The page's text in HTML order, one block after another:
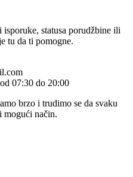
statusa porudžbine ili
tu da ti pomogne.
07:30 do 20:00
brzo i trudimo se da svaku
mogući način.